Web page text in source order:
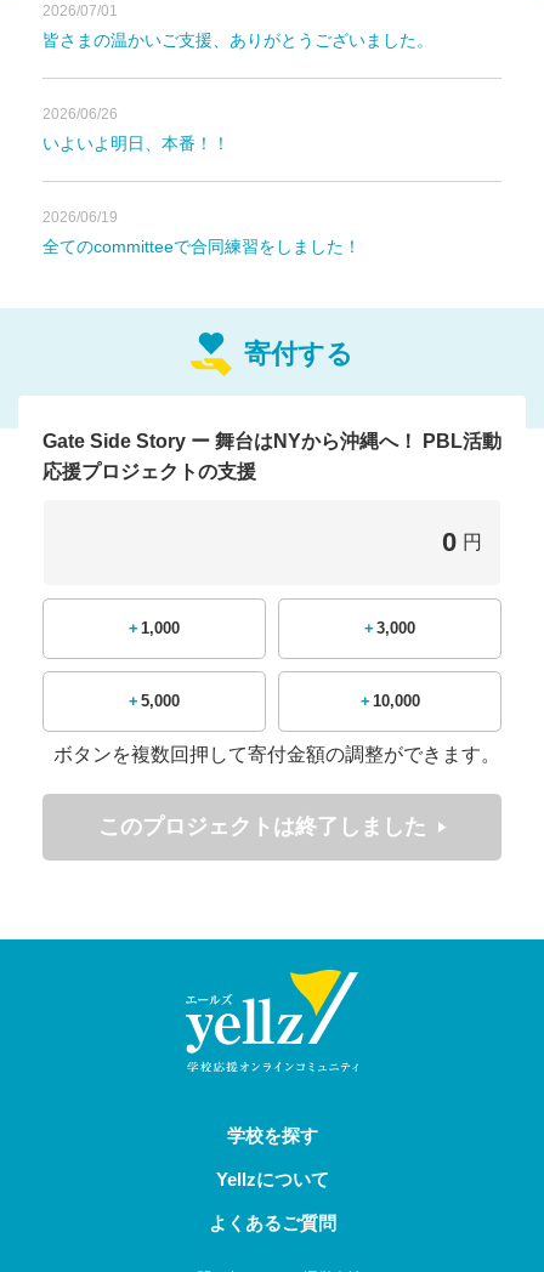
舞台はNYから沖縄へ！
イドサイドストーリー」の内容をベースにした、
米軍関係者と沖縄県民との複雑な関係性を深く掘り下げたミ
ュージカルです。
Home Economics（舞台衣装作成）、 Fine Arts（舞台装飾
作成）と、各教科が協力して授業を行いパフォーマンスデイ
PBL活動の成果発表の場であるパフォーマンスディの開催に
向けて温かなサポートをお願いいたします。
みなさん、こんにちは！
このたび、３年前に上演いたしました「ゲートサイドストー
リー」を、再度披露させていただく運びとなりました。
前回の上演に際しましては、クラウドファンディングに多大
なるご支援を賜り、誠にありがとうございました。
本校では、これまで３回にわたるミュージカル上演で培った
経験を踏まえ、内容のさらなるブラッシュアップを図るとと
もに、
より質の高い舞台を実現するため、皆様のご支援が不可欠で
今年度も、引き続きご支援をどうぞよろしくお願いいたしま
衣装や舞台装置は、登場人物の個性や物語の世界観を形に
し、観客の心を動かすために欠かせない大切な要素です。
生徒たちの夢や情熱を舞台で輝かせるため、私たちはより質
2026/07/01
皆さまの温かいご支援、ありがとうございました。
2026/06/26
いよいよ明日、本番！！
2026/06/19
全てのcommitteeで合同練習をしました！
寄付する
Gate Side Story ー 舞台はNYから沖縄へ！ PBL活動
応援プロジェクトの支援
0 円
+1,000 +3,000
+5,000 +10,000
ボタンを複数回押して寄付金額の調整ができます。
このプロジェクトは終了しました
学校を探す
Yellzについて
よくあるご質問